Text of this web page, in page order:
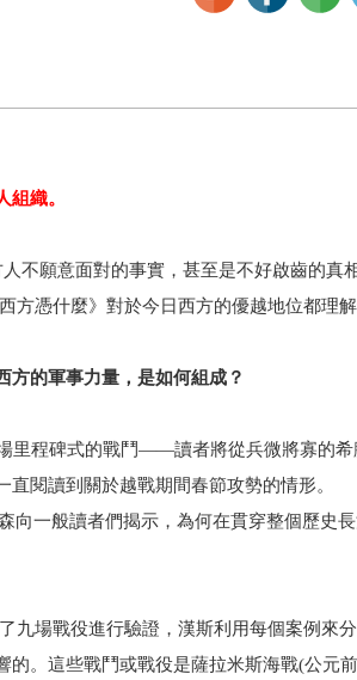
組織。
人不願意面對的事實，甚至是不好啟齒的
方憑什麼》對於今日西方的優越地位都理解
方的軍事力量，是如何組成？
里程碑式的戰鬥——讀者將從兵微將寡的
閱讀到關於越戰期間春節攻勢的情形。
向一般讀者們揭示，為何在貫穿整個歷史
九場戰役進行驗證，漢斯利用每個案例來
的。這些戰鬥或戰役是薩拉米斯海戰(公元